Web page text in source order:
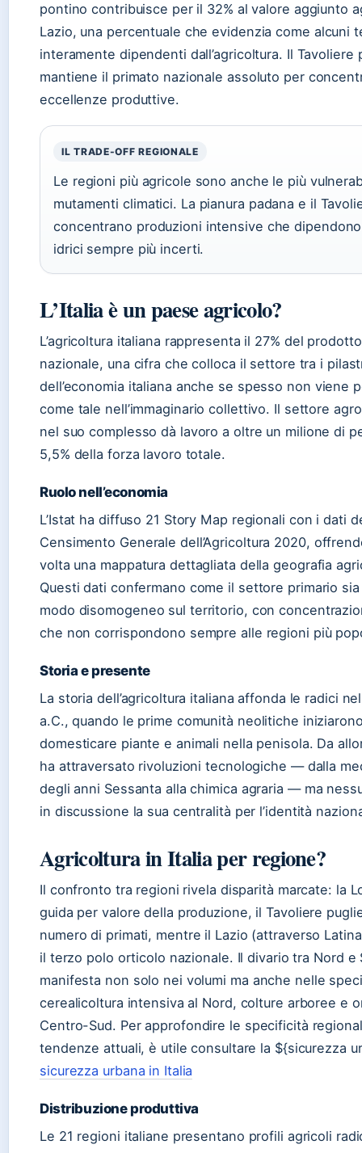
pontino contribuisce per il 32% al valore aggiunto
Lazio, una percentuale che evidenzia come alcuni
interamente dipendenti dall’agricoltura. Il Tavoliere
mantiene il primato nazionale assoluto per
eccellenze produttive.
IL TRADE-OFF REGIONALE
Le regioni più agricole sono anche le più
mutamenti climatici. La pianura padana e il
concentrano produzioni intensive che
idrici sempre più incerti.
L’Italia è un paese agricolo?
L’agricoltura italiana rappresenta il 27% del
nazionale, una cifra che colloca il settore tra i
dell’economia italiana anche se spesso non viene
come tale nell’immaginario collettivo. Il settore
nel suo complesso dà lavoro a oltre un milione di
5,5% della forza lavoro totale.
Ruolo nell’economia
L’Istat ha diffuso 21 Story Map regionali con i dati
Censimento Generale dell’Agricoltura 2020,
volta una mappatura dettagliata della geografia
Questi dati confermano come il settore primario
modo disomogeneo sul territorio, con
che non corrispondono sempre alle regioni più
Storia e presente
La storia dell’agricoltura italiana affonda le radici
a.C., quando le prime comunità neolitiche
domesticare piante e animali nella penisola. Da
ha attraversato rivoluzioni tecnologiche — dalla
degli anni Sessanta alla chimica agraria — ma
in discussione la sua centralità per l’identità
Agricoltura in Italia per regione?
Il confronto tra regioni rivela disparità marcate: la
guida per valore della produzione, il Tavoliere
numero di primati, mentre il Lazio (attraverso
il terzo polo orticolo nazionale. Il divario tra Nord e
manifesta non solo nei volumi ma anche nelle
cerealicoltura intensiva al Nord, colture arboree e
Centro-Sud. Per approfondire le specificità
tendenze attuali, è utile consultare la ${sicurezza
sicurezza urbana in Italia
Distribuzione produttiva
Le 21 regioni italiane presentano profili agricoli